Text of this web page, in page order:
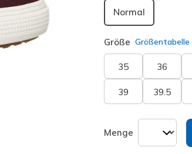
Normal
Größe Größentabelle
35 36
39 39.5
Menge